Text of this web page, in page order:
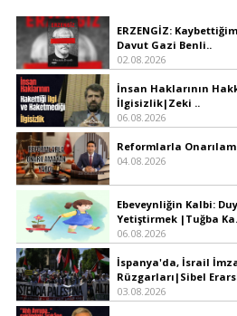
ERZENGİZ:
Davut Gazi Benli..
02.08.2026
İnsan Haklarının
İlgisizlik|Zeki ..
06.08.2026
Reformlarla
04.08.2026
Ebeveynliğin Kalbi:
Yetiştirmek |Tuğba
06.08.2026
İspanya'da, İsrail
Rüzgarları|Sibel
03.08.2026